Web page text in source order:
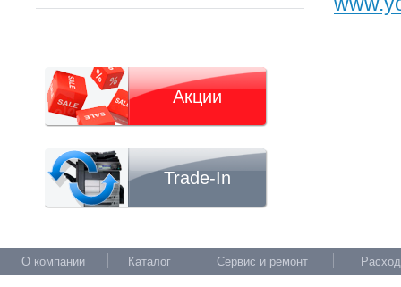
Акции
Trade-In
О компании Каталог Сервис и ремонт